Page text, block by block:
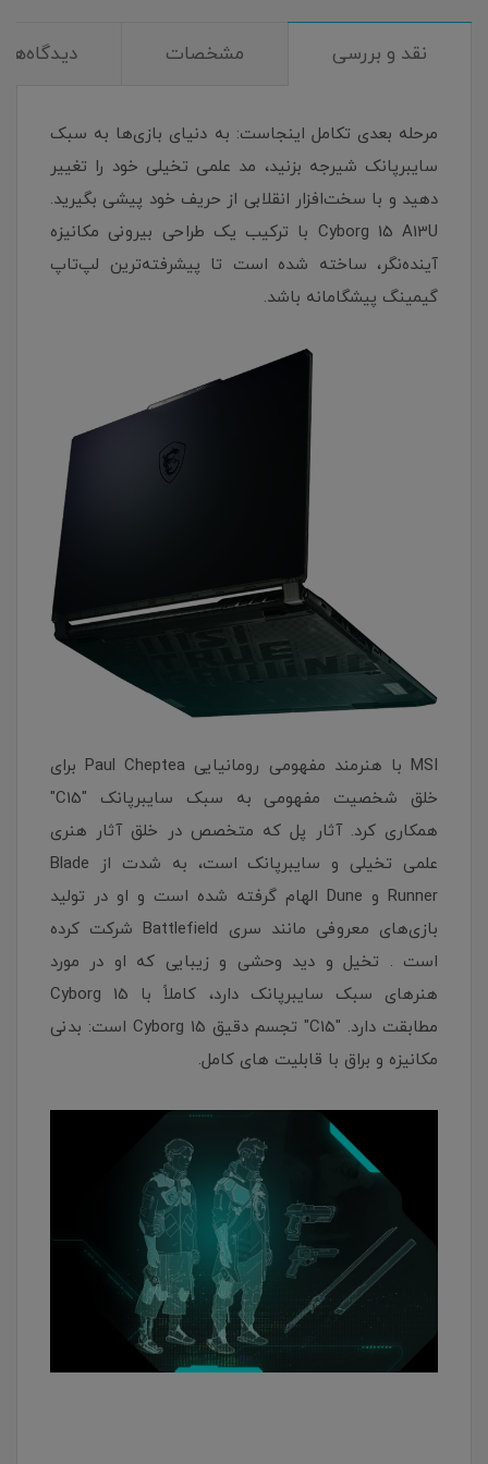
نقد و بررسی مشخصات دیدگاه‌ها
مرحله بعدی تکامل اینجاست: به دنیای بازی‌ها به سبک
سایبرپانک شیرجه بزنید، مد علمی تخیلی خود را تغییر
دهید و با سخت‌افزار انقلابی از حریف خود پیشی بگیرید.
Cyborg 15 A13U با ترکیب یک طراحی بیرونی مکانیزه
آینده‌نگر، ساخته شده است تا پیشرفته‌ترین لپ‌تاپ
گیمینگ پیشگامانه باشد.
MSI با هنرمند مفهومی رومانیایی Paul Cheptea برای
خلق شخصیت مفهومی به سبک سایبرپانک "C15"
همکاری کرد. آثار پل که متخصص در خلق آثار هنری
علمی تخیلی و سایبرپانک است، به شدت از Blade
Runner و Dune الهام گرفته شده است و او در تولید
بازی‌های معروفی مانند سری Battlefield شرکت کرده
است . تخیل و دید وحشی و زیبایی که او در مورد
هنرهای سبک سایبرپانک دارد، کاملاً با Cyborg 15
مطابقت دارد. "C15" تجسم دقیق Cyborg 15 است: بدنی
مکانیزه و براق با قابلیت های کامل.